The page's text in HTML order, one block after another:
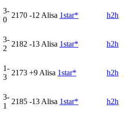
3-
0
2170 -12 Alisa 1star* h2h
3-
2
2182 -13 Alisa 1star* h2h
1-
3
2173 +9 Alisa 1star* h2h
3-
1
2185 -13 Alisa 1star* h2h